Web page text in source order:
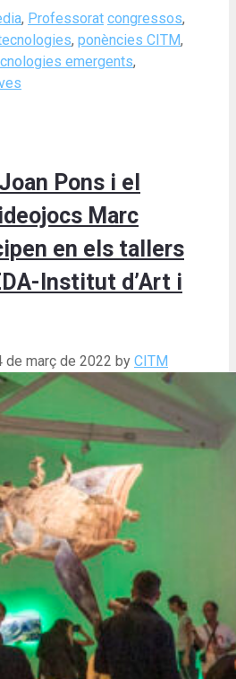
, Professorat Tags
congressos,
, ponències CITM,
emergents,
Pons i el
Marc
en els tallers
Institut d’Art i
de març de 2022 by CITM